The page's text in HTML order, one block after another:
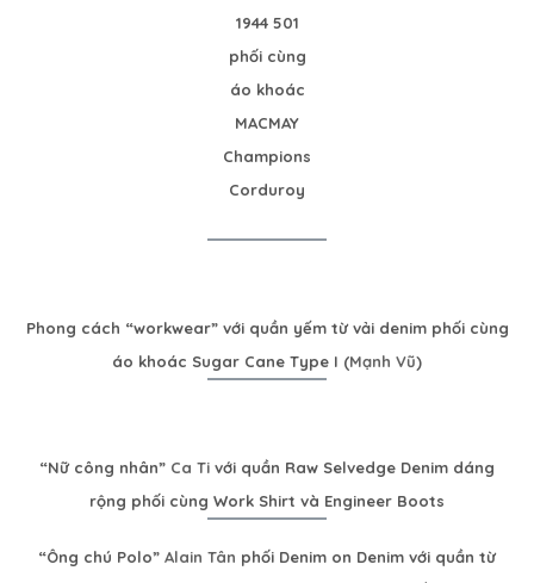
1944 501
phối cùng
áo khoác
MACMAY
Champions
Corduroy
Phong cách “workwear” với quần yếm từ vải denim phối cùng
áo khoác Sugar Cane Type I (Mạnh Vũ)
“Nữ công nhân” Ca Ti với quần Raw Selvedge Denim dáng
rộng phối cùng Work Shirt và Engineer Boots
“Ông chú Polo” Alain Tân phối Denim on Denim với quần từ